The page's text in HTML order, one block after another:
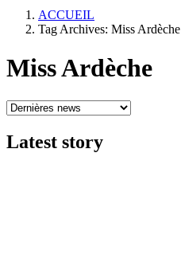
ACCUEIL
Tag Archives: Miss Ardèche
Miss Ardèche
Latest story